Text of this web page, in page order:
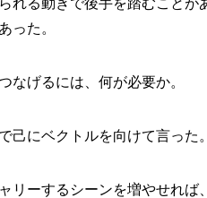
った。
げるには、何が必要か。
にベクトルを向けて言った。
リーするシーンを増やせれ